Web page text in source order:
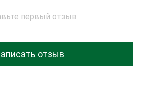
первый отзыв
отзыв